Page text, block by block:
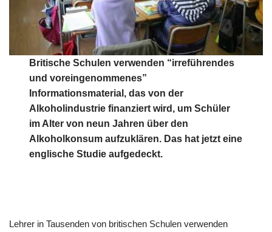
Britische Schulen verwenden “irreführendes
und voreingenommenes”
Informationsmaterial, das von der
Alkoholindustrie finanziert wird, um Schüler
im Alter von neun Jahren über den
Alkoholkonsum aufzuklären. Das hat jetzt eine
englische Studie aufgedeckt.
Lehrer in Tausenden von britischen Schulen verwenden